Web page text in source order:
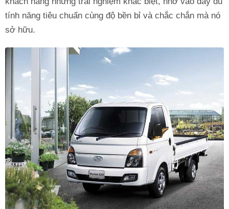
tính năng tiêu chuẩn cùng độ bền bỉ và chắc chắn mà nó
sở hữu.